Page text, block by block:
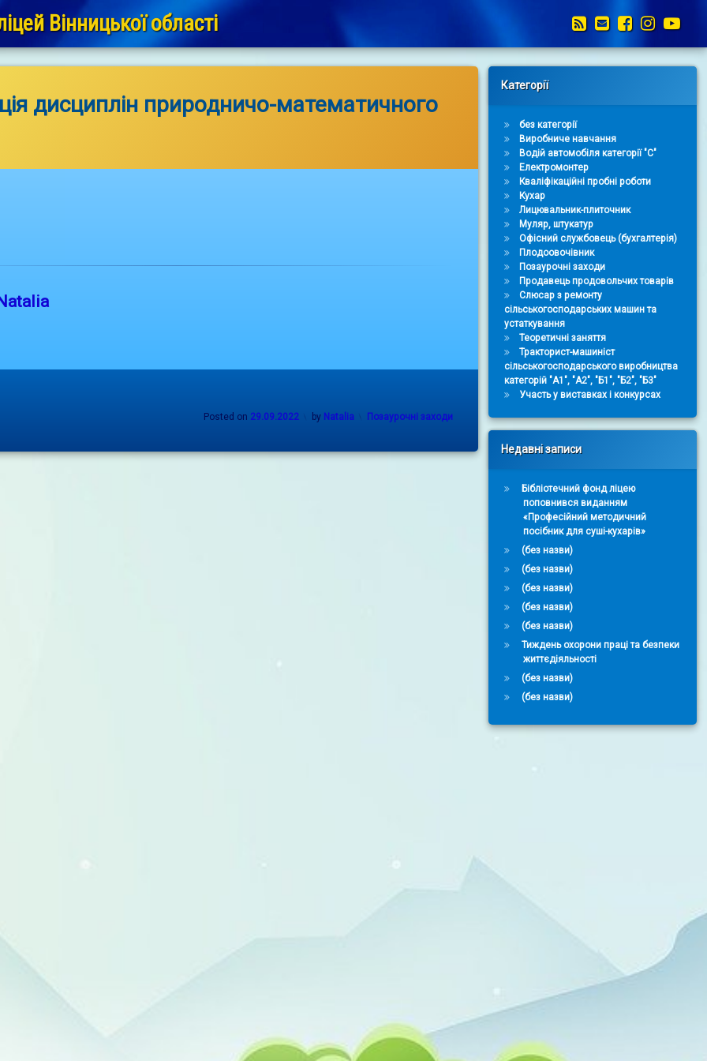
Вінницької області RSSE-mailFacebook
дисциплін природничо-математичного
Posted on 29.09.2022 by Natalia Categories:
Позаурочні заходи
Right Sidebar
Категорії
без категорії
Виробниче навчання
Водій автомобіля категорії "С"
Електромонтер
Кваліфікаційні пробні роботи
Кухар
Лицювальник-плиточник
Муляр, штукатур
Офісний службовець (бухгалтерія)
Плодоовочівник
Позаурочні заходи
Продавець продовольчих товарів
Слюсар з ремонту
сільськогосподарських машин та
устаткування
Теоретичні заняття
Тракторист-машиніст
сільськогосподарського виробництва
категорій "А1", "А2", "Б1", "Б2", "Б3"
Участь у виставках і конкурсах
Недавні записи
Бібліотечний фонд ліцею
поповнився виданням
«Професійний методичний
посібник для суші-кухарів»
(без назви)
(без назви)
(без назви)
(без назви)
(без назви)
Тиждень охорони праці та безпеки
життєдіяльності
(без назви)
(без назви)